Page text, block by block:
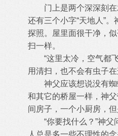
门上是两个深深刻在
还有三个小字“天地人”
探照。屋里面很干净，
扫一样。
“这里太冷，空气都飞
用清扫，也不会有虫子在
神父应该想说没有蜘
和其它的桥屋一样，神
间房子，一个小厨房，
“你要找什么？”神父
人总是多一些不理性的